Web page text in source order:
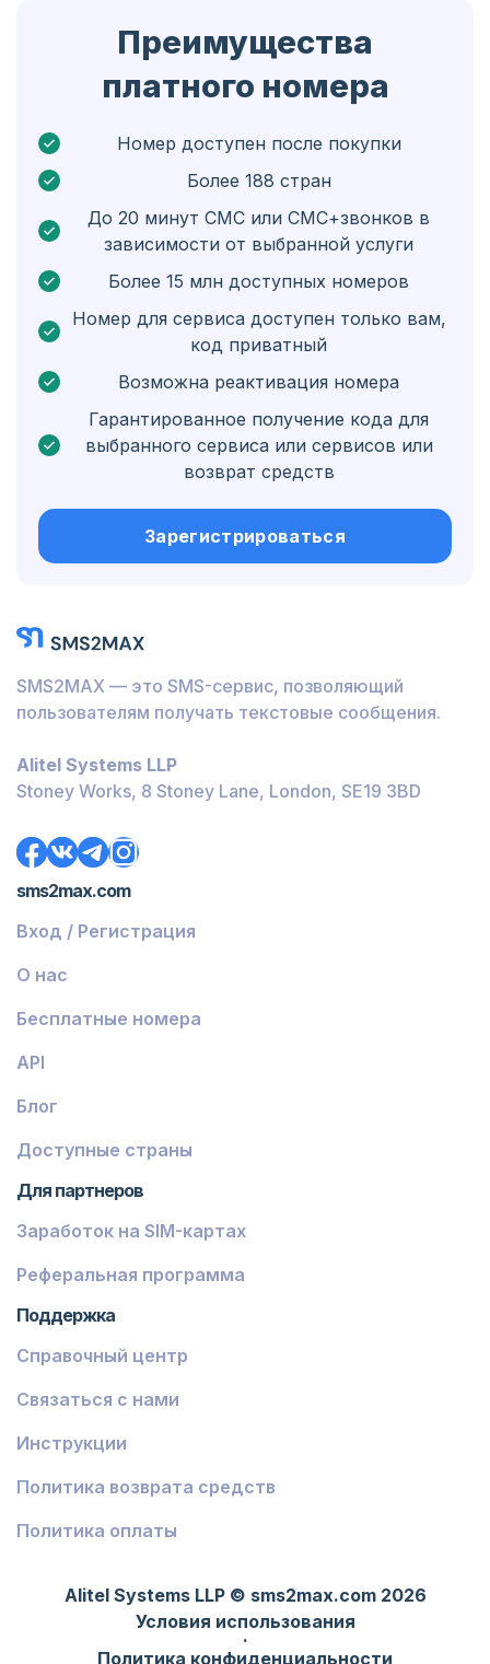
Кюрасао
Ангола
Кипр
Болгария
Венгрия
Боливия
Гватемала
Куба
Барбадос
Бурунди
Белиз
Гренада
Грузия
Греция
Гвинея-Бисау
Гваделупа
Французская Гвиана
Финляндия
Экваториальная Гвинея
Джибути
Антигуа и Барбуда
Швейцария
Австралия
Эритрея
Фиджи
Конго - Киншаса
Центрально-Африканская Республика
Преимущества
платного номера
Номер доступен после покупки
Более 188 стран
До 20 минут СМС или СМС+звонков в
зависимости от выбранной услуги
Более 15 млн доступных номеров
Номер для сервиса доступен только вам,
код приватный
Возможна реактивация номера
Гарантированное получение кода для
выбранного сервиса или сервисов или
возврат средств
Зарегистрироваться
SMS2MAX — это SMS-сервис, позволяющий
пользователям получать текстовые сообщения.
Alitel Systems LLP
Stoney Works, 8 Stoney Lane, London, SE19 3BD
sms2max.com
Вход / Регистрация
О нас
Бесплатные номера
API
Блог
Доступные страны
Для партнеров
Заработок на SIM-картах
Реферальная программа
Поддержка
Справочный центр
Связаться с нами
Инструкции
Политика возврата средств
Политика оплаты
Alitel Systems LLP © sms2max.com 2026
Условия использования
·
Политика конфиденциальности